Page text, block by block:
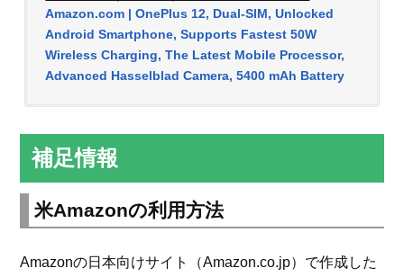
Amazon.com | OnePlus 12, Dual-SIM, Unlocked
Android Smartphone, Supports Fastest 50W
Wireless Charging, The Latest Mobile Processor,
Advanced Hasselblad Camera, 5400 mAh Battery
補足情報
米Amazonの利用方法
Amazonの日本向けサイト（Amazon.co.jp）で作成した